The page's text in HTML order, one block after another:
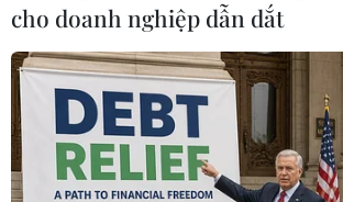
cho doanh nghiệp dẫn dắt